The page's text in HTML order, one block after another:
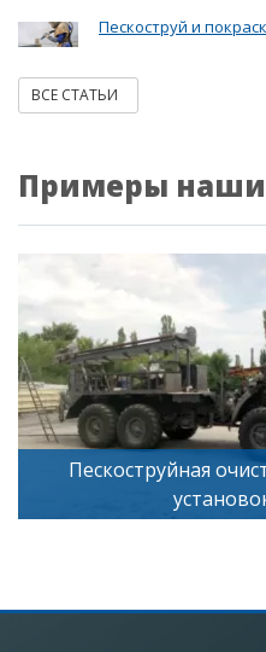
Пескоструй и
ВСЕ СТАТЬИ
Примеры
Искусственное